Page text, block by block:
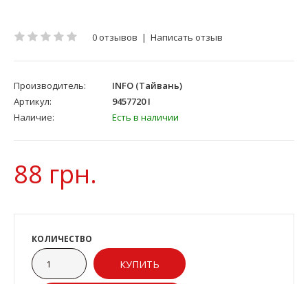
0 отзывов | Написать отзыв
Производитель:
INFO (Тайвань)
Артикул:
9457720 I
Наличие:
Есть в наличии
88 грн.
КОЛИЧЕСТВО